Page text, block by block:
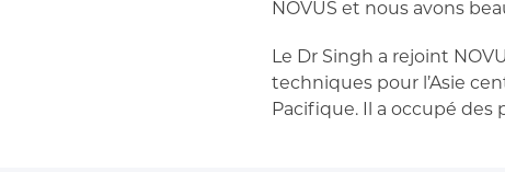
NOVUS et nous avons
Le Dr Singh a rejoint
techniques pour l’Asie
Pacifique. Il a occupé des